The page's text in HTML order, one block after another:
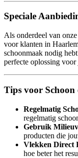
Speciale
Als onderdeel van
voor klanten in
schoonmaak nodig
perfecte oplossing voor
Tips voor
Regelmatig
regelmatig
Gebruik
producten die
Vlekken Direct
hoe beter het